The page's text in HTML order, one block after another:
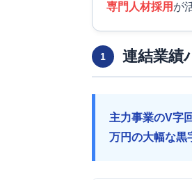
専門人材採用 が
1 連結業績
主力事業のV字
万円の大幅な黒